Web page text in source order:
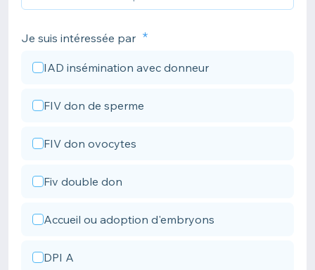
Je suis intéressée par
IAD insémination avec donneur
FIV don de sperme
FIV don ovocytes
Fiv double don
Accueil ou adoption d'embryons
DPI A